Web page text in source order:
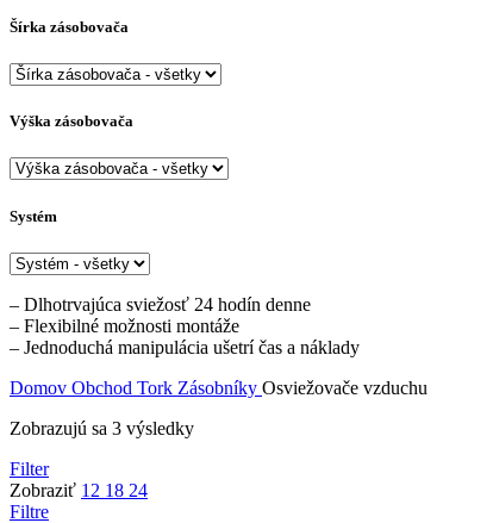
Šírka zásobovača
Výška zásobovača
Systém
– Dlhotrvajúca sviežosť 24 hodín denne
– Flexibilné možnosti montáže
– Jednoduchá manipulácia ušetrí čas a náklady
Domov Obchod Tork Zásobníky Osviežovače vzduchu
Zobrazujú sa 3 výsledky
Filter
Zobraziť 12 18 24
Filtre